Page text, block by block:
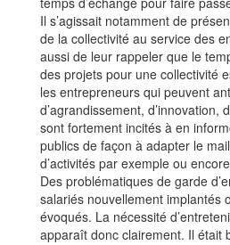
Il s’agissait notamment de
de la collectivité au service des
aussi de leur rappeler que le
des projets pour une collectivité
les entrepreneurs qui peuvent
d’agrandissement, d’innovation,
sont fortement incités à en
publics de façon à adapter le
d’activités par exemple ou
Des problématiques de garde
salariés nouvellement implantés
évoqués. La nécessité
apparaît donc clairement. Il était